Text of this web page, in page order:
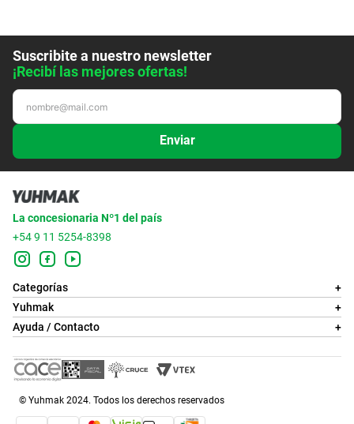
Suscribite a nuestro newsletter
¡Recibí las mejores ofertas!
Enviar
La concesionaria Nº1 del país
+54 9 11 5254-8398
Categorías
+
Yuhmak
+
Ayuda / Contacto
+
© Yuhmak 2024. Todos los derechos reservados